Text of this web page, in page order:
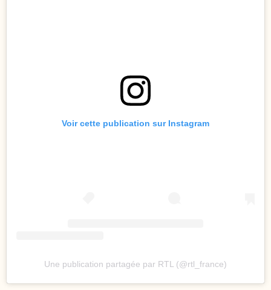
Voir cette publication sur Instagram
Une publication partagée par RTL (@rtl_france)